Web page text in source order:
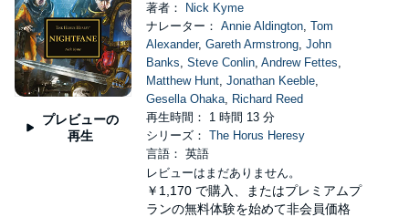
プレビューの
再生
著者：
Nick Kyme
ナレーター： Annie Aldington, Tom
Alexander, Gareth Armstrong, John
Banks, Steve Conlin, Andrew Fettes,
Matthew Hunt, Jonathan Keeble,
Gesella Ohaka, Richard Reed
再生時間： 1 時間 13 分
シリーズ： The Horus Heresy
言語： 英語
レビューはまだありません。
￥1,170 で購入、またはプレミアムプ
ランの無料体験を始めて非会員価格